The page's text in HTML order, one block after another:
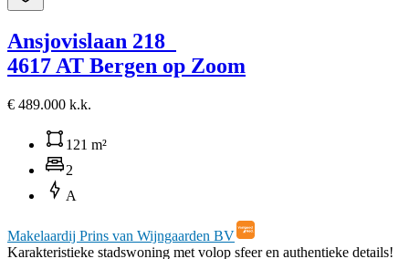
Ansjovislaan 218
4617 AT Bergen op Zoom
€ 489.000 k.k.
121 m²
2
A
Makelaardij Prins van Wijngaarden BV
Karakteristieke stadswoning met volop sfeer en authentieke details!